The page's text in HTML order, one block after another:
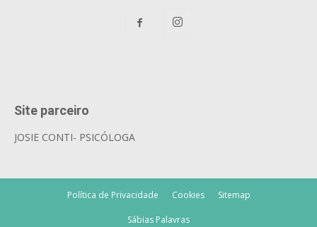
Site parceiro
JOSIE CONTI- PSICÓLOGA
Política de Privacidade Cookies Sitemap
Sábias Palavras